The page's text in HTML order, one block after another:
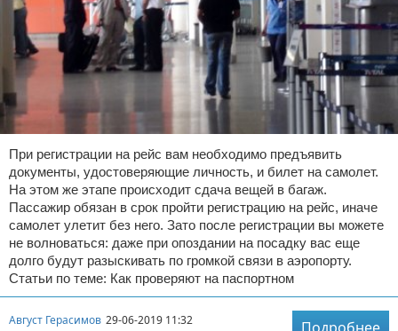
При регистрации на рейс вам необходимо предъявить
документы, удостоверяющие личность, и билет на самолет.
На этом же этапе происходит сдача вещей в багаж.
Пассажир обязан в срок пройти регистрацию на рейс, иначе
самолет улетит без него. Зато после регистрации вы можете
не волноваться: даже при опоздании на посадку вас еще
долго будут разыскивать по громкой связи в аэропорту.
Статьи по теме: Как проверяют на паспортном
Август Герасимов 29-06-2019 11:32